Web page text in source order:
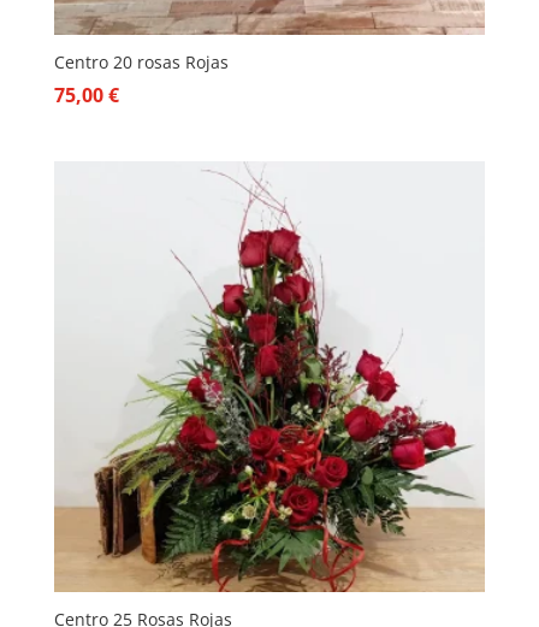
Centro 20 rosas Rojas
75,00€
Centro 25 Rosas Rojas